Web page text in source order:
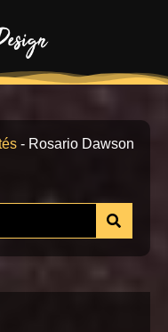
- Rosario Dawson